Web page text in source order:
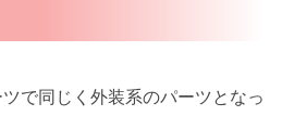
で同じく外装系のパーツとなっ